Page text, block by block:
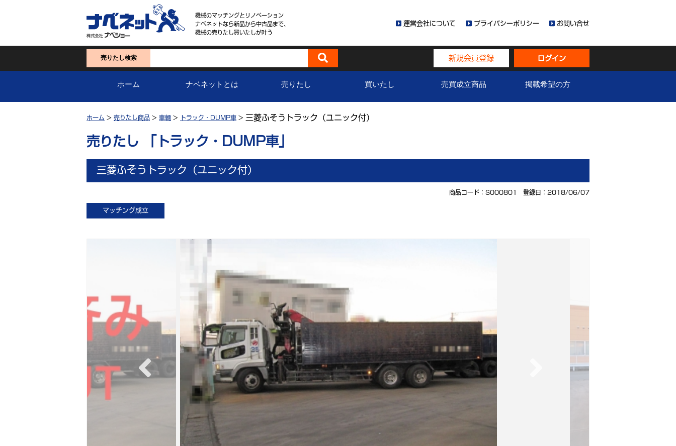
機械のマッチングとリノベーション
ナベネットなら新品から中古品まで、
機械の売りたし買いたしが叶う
運営会社について プライバシーポリシー お問い合せ
売りたし検索 新規会員登録 ログイン
ホーム ナベネットとは 売りたし 買いたし 売買成立商品 掲載希望の方
ホーム > 売りたし商品 > 車輌 > トラック・DUMP車 > 三菱ふそうトラック（ユニック付）
売りたし 「トラック・DUMP車」
三菱ふそうトラック（ユニック付）
商品コード：S000801 登録日：2018/06/07
マッチング成立